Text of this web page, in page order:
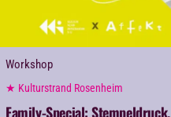
Workshop
★ Kulturstrand Rosenheim
Family-Special:Stempeldruck,